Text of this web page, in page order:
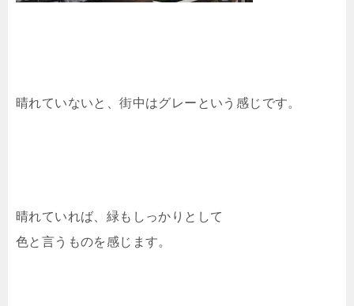
晴れていないと、街中はグレーという感じです。
晴れていれば、緑もしっかりとして
色と言うものを感じます。